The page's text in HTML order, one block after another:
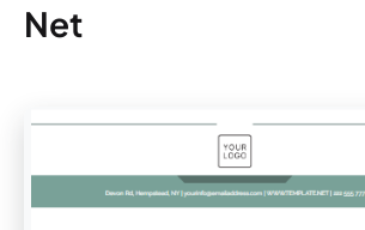
Net